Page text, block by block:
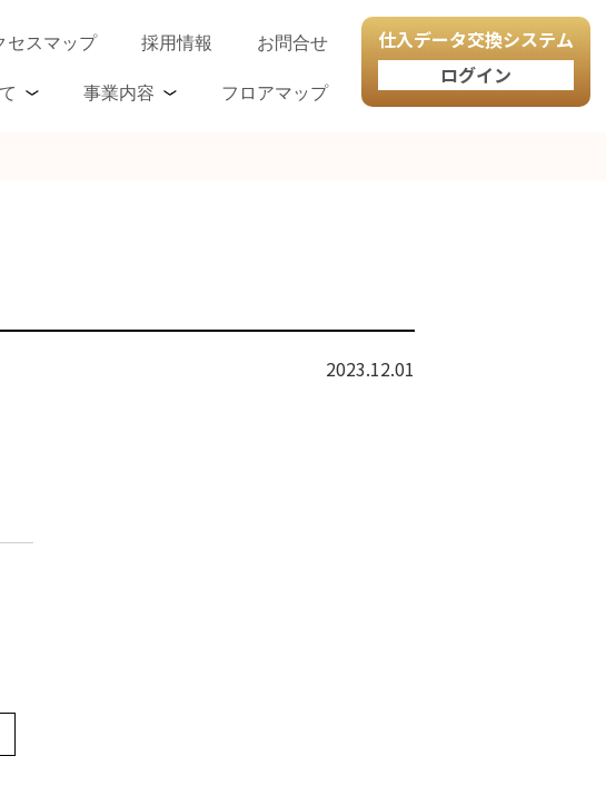
事業内容 フロアマップ
セスマップ 採用情報 お問合せ
仕入データ交換システム
ログイン
2023.12.01